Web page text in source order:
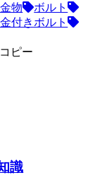
物
ボルト
付きボルト
コピー
識